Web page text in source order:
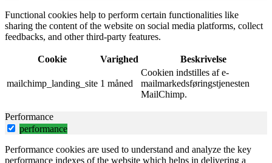
Functional cookies help to perform certain functionalities like
sharing the content of the website on social media platforms, collect
feedbacks, and other third-party features.
Cookie Varighed Beskrivelse
mailchimp_landing_site 1 måned
Cookien indstilles af e-
mailmarkedsføringstjenesten
MailChimp.
Performance
performance
Performance cookies are used to understand and analyze the key
performance indexes of the website which helps in delivering a